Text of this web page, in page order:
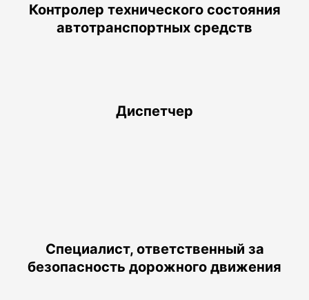
Контролер технического состояния
автотранспортных средств
Диспетчер
Специалист, ответственный за
безопасность дорожного движения